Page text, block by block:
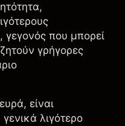
γεγονός που μπορεί
γρήγορες
είναι
λιγότερο